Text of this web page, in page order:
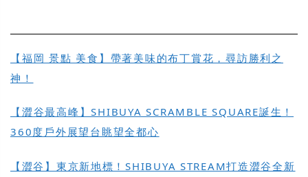
【福岡 景點 美食】帶著美味的布丁賞花，尋訪勝利之
神！
【澀谷最高峰】SHIBUYA SCRAMBLE SQUARE誕生！
360度戶外展望台眺望全都心
【澀谷】東京新地標！SHIBUYA STREAM打造澀谷全新